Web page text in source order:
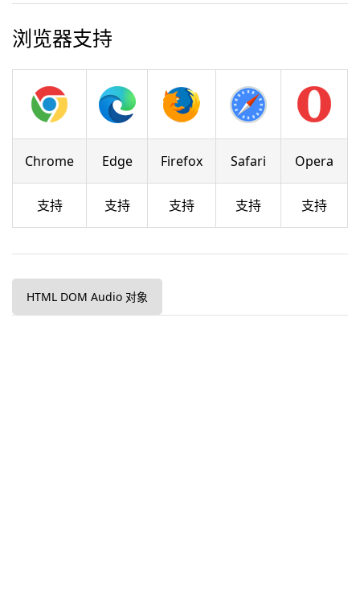
浏览器支持
Chrome Edge Firefox Safari Opera
支持 支持 支持 支持 支持
HTML DOM Audio 对象